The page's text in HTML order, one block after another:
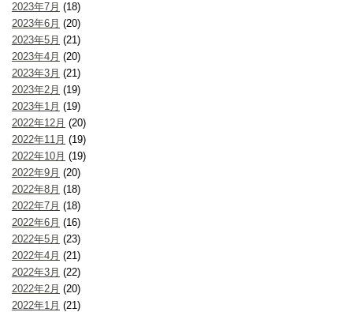
2023年7月 (18)
2023年6月 (20)
2023年5月 (21)
2023年4月 (20)
2023年3月 (21)
2023年2月 (19)
2023年1月 (19)
2022年12月 (20)
2022年11月 (19)
2022年10月 (19)
2022年9月 (20)
2022年8月 (18)
2022年7月 (18)
2022年6月 (16)
2022年5月 (23)
2022年4月 (21)
2022年3月 (22)
2022年2月 (20)
2022年1月 (21)